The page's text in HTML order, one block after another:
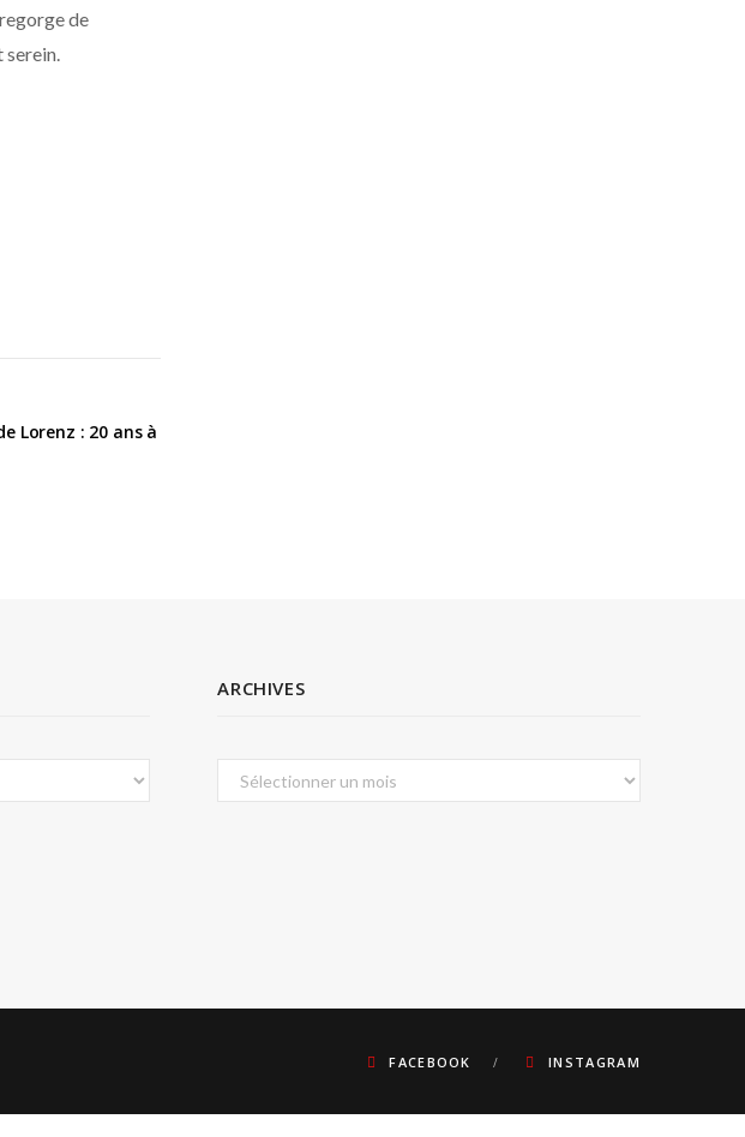
de
serein.
Lorenz : 20 ans à
ARCHIVES
Archives
FACEBOOK INSTAGRAM